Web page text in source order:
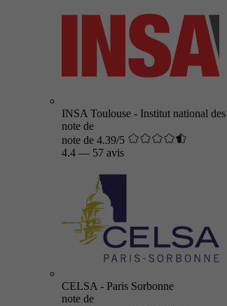
INSA Toulouse - Institut national
note de
note de 4.39/5
4.4 — 57 avis
CELSA - Paris Sorbonne
note de